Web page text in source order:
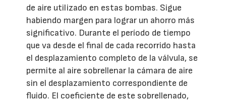
de aire utilizado en estas bombas. Sigue
habiendo margen para lograr un ahorro más
significativo. Durante el período de tiempo
que va desde el final de cada recorrido hasta
el desplazamiento completo de la válvula, se
permite al aire sobrellenar la cámara de aire
sin el desplazamiento correspondiente de
fluido. El coeficiente de este sobrellenado,